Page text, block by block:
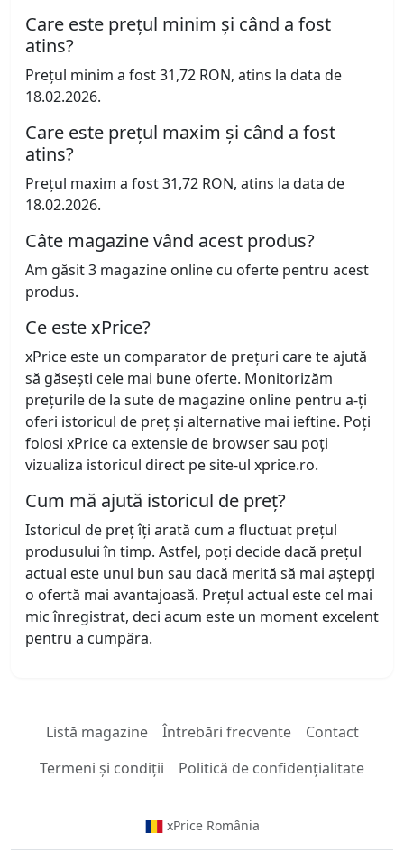
Care este prețul minim și când a fost
atins?
Prețul minim a fost 31,72 RON, atins la data de
18.02.2026.
Care este prețul maxim și când a fost
atins?
Prețul maxim a fost 31,72 RON, atins la data de
18.02.2026.
Câte magazine vând acest produs?
Am găsit 3 magazine online cu oferte pentru acest
produs.
Ce este xPrice?
xPrice este un comparator de prețuri care te ajută
să găsești cele mai bune oferte. Monitorizăm
prețurile de la sute de magazine online pentru a-ți
oferi istoricul de preț și alternative mai ieftine. Poți
folosi xPrice ca extensie de browser sau poți
vizualiza istoricul direct pe site-ul xprice.ro.
Cum mă ajută istoricul de preț?
Istoricul de preț îți arată cum a fluctuat prețul
produsului în timp. Astfel, poți decide dacă prețul
actual este unul bun sau dacă merită să mai aștepți
o ofertă mai avantajoasă. Prețul actual este cel mai
mic înregistrat, deci acum este un moment excelent
pentru a cumpăra.
Listă magazine Întrebări frecvente
Contact
Termeni și condiții
Politică de confidențialitate
xPrice România